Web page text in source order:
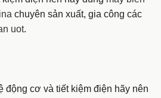
chuyên sản xuất, gia công các
uot.
động cơ và tiết kiệm điện hãy nên